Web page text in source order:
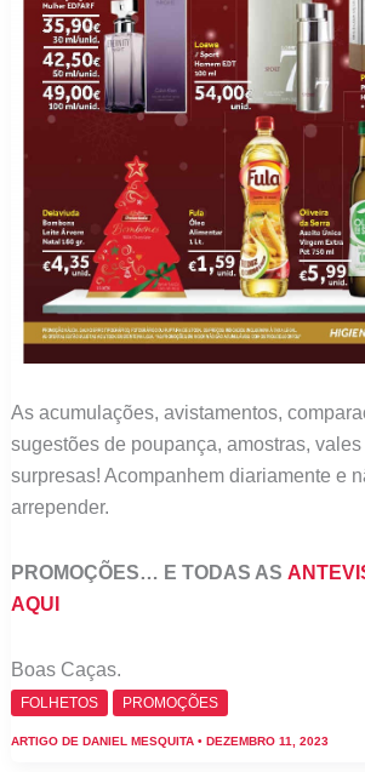
As acumulações, avistamentos,
sugestões de poupança, amostras,
surpresas! Acompanhem diariamente e
arrepender.
PROMOÇÕES… E TODAS AS
AQUI
Boas Caças.
FOLHETOS PROMOÇÕES
ARTIGO DE DANIEL MESQUITA • DEZEMBRO 11, 2023